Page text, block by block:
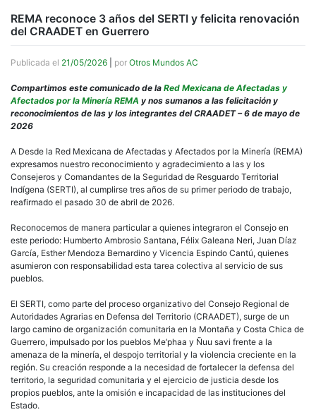
REMA reconoce 3 años del SERTI y felicita renovación
del CRAADET en Guerrero
Publicada el 21/05/2026 por Otros Mundos AC
Compartimos este comunicado de la Red Mexicana de Afectadas y
Afectados por la Minería REMA y nos sumanos a las felicitación y
reconocimientos de las y los integrantes del CRAADET – 6 de mayo de
2026
A Desde la Red Mexicana de Afectadas y Afectados por la Minería (REMA)
expresamos nuestro reconocimiento y agradecimiento a las y los
Consejeros y Comandantes de la Seguridad de Resguardo Territorial
Indígena (SERTI), al cumplirse tres años de su primer periodo de trabajo,
reafirmado el pasado 30 de abril de 2026.
Reconocemos de manera particular a quienes integraron el Consejo en
este periodo: Humberto Ambrosio Santana, Félix Galeana Neri, Juan Díaz
García, Esther Mendoza Bernardino y Vicencia Espindo Cantú, quienes
asumieron con responsabilidad esta tarea colectiva al servicio de sus
pueblos.
El SERTI, como parte del proceso organizativo del Consejo Regional de
Autoridades Agrarias en Defensa del Territorio (CRAADET), surge de un
largo camino de organización comunitaria en la Montaña y Costa Chica de
Guerrero, impulsado por los pueblos Me’phaa y Ñuu savi frente a la
amenaza de la minería, el despojo territorial y la violencia creciente en la
región. Su creación responde a la necesidad de fortalecer la defensa del
territorio, la seguridad comunitaria y el ejercicio de justicia desde los
propios pueblos, ante la omisión e incapacidad de las instituciones del
Estado.